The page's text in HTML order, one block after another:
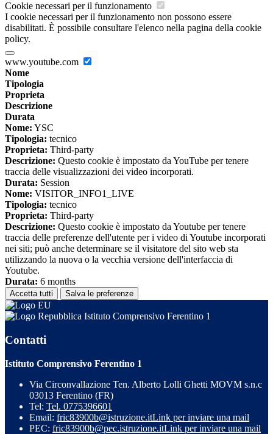
Cookie necessari per il funzionamento
I cookie necessari per il funzionamento non possono essere
disabilitati. È possibile consultare l'elenco nella pagina della cookie
policy.
www.youtube.com
Nome
Tipologia
Proprieta
Descrizione
Durata
Nome: YSC
Tipologia: tecnico
Proprieta: Third-party
Descrizione: Questo cookie è impostato da YouTube per tenere
traccia delle visualizzazioni dei video incorporati.
Durata: Session
Nome: VISITOR_INFO1_LIVE
Tipologia: tecnico
Proprieta: Third-party
Descrizione: Questo cookie è impostato da Youtube per tenere
traccia delle preferenze dell'utente per i video di Youtube incorporati
nei siti; può anche determinare se il visitatore del sito web sta
utilizzando la nuova o la vecchia versione dell'interfaccia di
Youtube.
Durata: 6 months
Accetta tutti Salva le preferenze
Istituto Comprensivo Ferentino 1
Contatti
Istituto Comprensivo Ferentino 1
Via Circonvallazione Ten. Alberto Lolli Ghetti MOVM s.n.c
03013 Ferentino (FR)
Tel: Tel. 0775396601
Email: fric83900b@istruzione.itLink per inviare una mail
PEC: fric83900b@pec.istruzione.itLink per inviare una mail